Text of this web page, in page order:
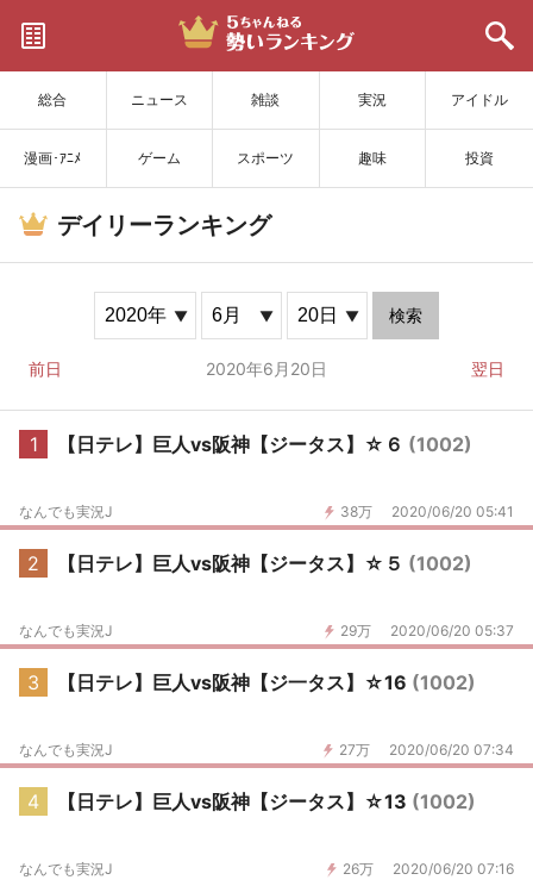
総合 ニュース 雑談 実況 アイドル
漫画･ｱﾆﾒ ゲーム スポーツ 趣味 投資
サイトを更新
デイリーランキング
検索
前日 2020年6月20日 翌日
1 【日テレ】巨人vs阪神【ジータス】☆６ (1002)
38万 2020/06/20 05:41
なんでも実況J
2 【日テレ】巨人vs阪神【ジータス】☆５ (1002)
29万 2020/06/20 05:37
なんでも実況J
3 【日テレ】巨人vs阪神【ジ一タス】☆16 (1002)
27万 2020/06/20 07:34
なんでも実況J
4 【日テレ】巨人vs阪神【ジータス】☆13 (1002)
26万 2020/06/20 07:16
なんでも実況J